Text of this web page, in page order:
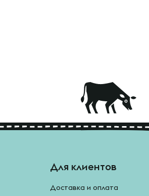
Для клиентов
Доставка и оплата